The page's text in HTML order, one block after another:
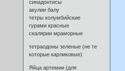
синадонтисы
акулии балу
тетры колумбийские
гурами красные
скалярии мраморные
тетраодоны зеленые (не те
которые карликовые)
Яйца артемии (для